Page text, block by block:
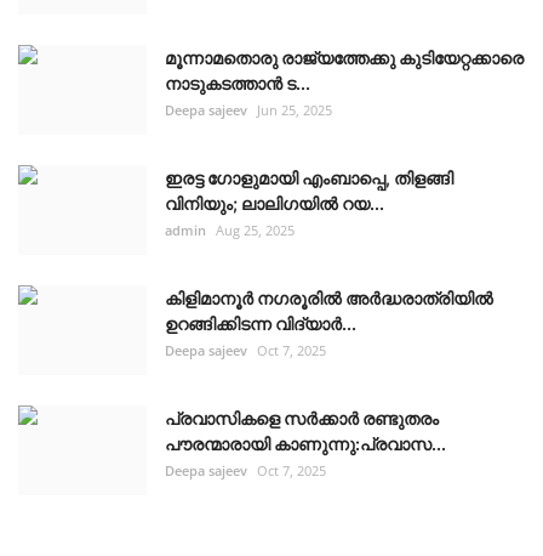
മൂന്നാമതൊരു രാജ്യത്തേക്കു കുടിയേറ്റക്കാരെ
നാടുകടത്താൻ ട...
Deepa sajeev Jun 25, 2025
ഇരട്ട ഗോളുമായി എംബാപ്പെ, തിളങ്ങി
വിനിയും; ലാലിഗയില്‍ റയ...
admin Aug 25, 2025
കിളിമാനൂർ നഗരൂരിൽ അർദ്ധരാത്രിയിൽ
ഉറങ്ങിക്കിടന്ന വിദ്യാർ...
Deepa sajeev Oct 7, 2025
പ്രവാസികളെ സർക്കാർ രണ്ടുതരം
പൗരന്മാരായി കാണുന്നു:പ്രവാസ...
Deepa sajeev Oct 7, 2025